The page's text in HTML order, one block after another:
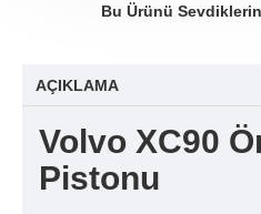
Bu Ürünü
AÇIKLAMA
Volvo XC90
Pistonu